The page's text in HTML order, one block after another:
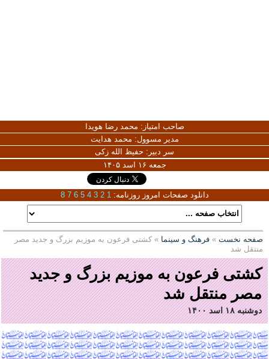
صاحب امتیاز: محمد رضا هویدا
مدیر مسوول: محمد هدایت
سر دبیر: حفیظ الله زکی
جمعه ۱۶ اسد ۱۴۰۵
دانلود صفحات امروز روزنامه: 1
2
3
4
5
6
7
8
صفحه نخست » فرهنگ و سینما » کشتی فرعون به موزیم بزرگ و جدید مصر
منتقل شد
کشتی فرعون به موزیم بزرگ و جدید
مصر منتقل شد
دوشنبه ۱۸ اسد ۱۴۰۰